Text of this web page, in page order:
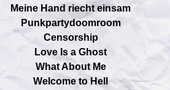
Meine Hand riecht einsam
Punkpartydoomroom
Censorship
Love Is a Ghost
What About Me
Welcome to Hell